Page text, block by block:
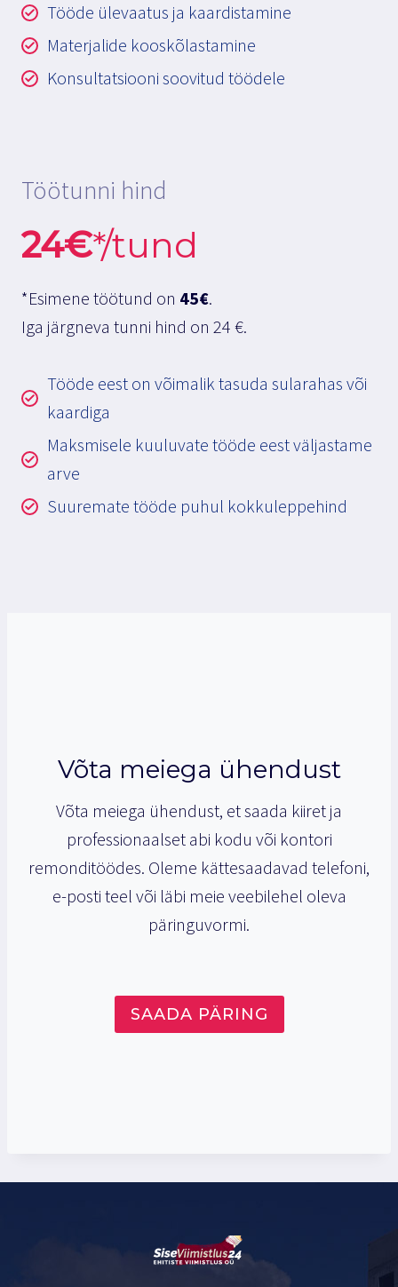
Tööde ülevaatus ja kaardistamine
Materjalide kooskõlastamine
Konsultatsiooni soovitud töödele
Töötunni hind
24€*/tund
*Esimene töötund on 45€.
Iga järgneva tunni hind on 24 €.
Tööde eest on võimalik tasuda sularahas või
kaardiga
Maksmisele kuuluvate tööde eest väljastame
arve
Suuremate tööde puhul kokkuleppehind
Võta meiega ühendust
Võta meiega ühendust, et saada kiiret ja
professionaalset abi kodu või kontori
remonditöödes. Oleme kättesaadavad telefoni,
e-posti teel või läbi meie veebilehel oleva
päringuvormi.
SAADA PÄRING